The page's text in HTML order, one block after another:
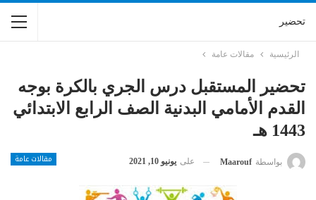
تحضير
الرئيسية مقالات عامة
تحضير المستقبل درس الجري بالكرة بوجه
القدم الأمامي البدنية الصف الرابع الابتدائي
1443 هـ
مقالات عامة بواسطة Maarouf على يونيو 10, 2021